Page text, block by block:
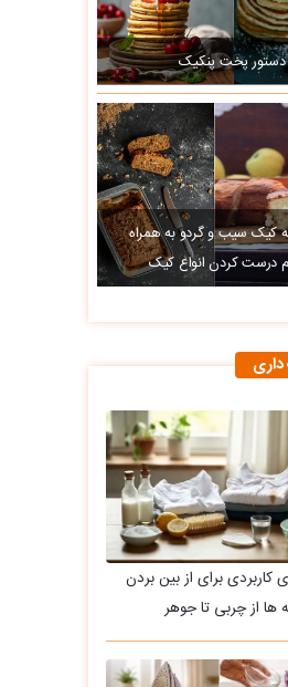
دستور پخت پنکیک
کیک سیب و گردو به همراه
درست کردن انواع کیک
داری
کاربردی برای از بین بردن
ها از چربی تا جوهر